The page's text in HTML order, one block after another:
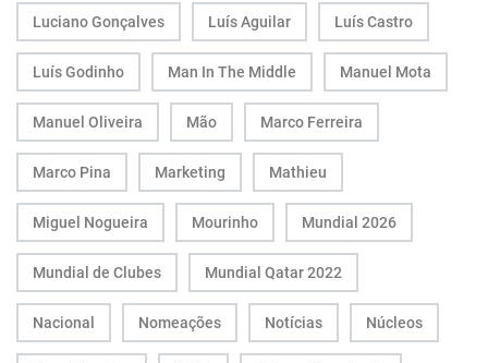
Luciano Gonçalves Luís Aguilar Luís Castro
Luís Godinho Man In The Middle Manuel Mota
Manuel Oliveira Mão Marco Ferreira
Marco Pina Marketing Mathieu
Miguel Nogueira Mourinho Mundial 2026
Mundial de Clubes Mundial Qatar 2022
Nacional Nomeações Notícias Núcleos